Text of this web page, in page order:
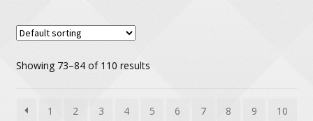
Frø og dyrk selv løsninger
Gavekort
Hekkplanter
Showing 73–84 of 110 results
1 2 3 4 5 6 7 8 9 10